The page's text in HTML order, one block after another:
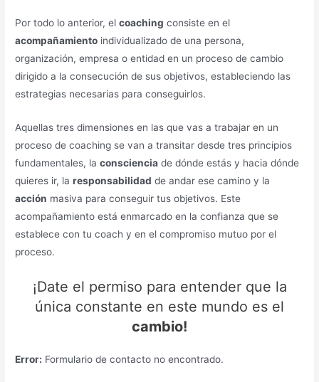
Por todo lo anterior, elcoaching consiste en el
acompañamiento individualizado de una persona,
organización, empresa o entidad en un proceso de cambio
dirigido a la consecución de sus objetivos, estableciendo las
estrategias necesarias para conseguirlos.
Aquellas tres dimensiones en las que vas a trabajar en un
proceso de coaching se van a transitar desde tres principios
fundamentales, laconsciencia de dónde estás y hacia dónde
quieres ir, laresponsabilidad de andar ese camino y la
acción masiva para conseguir tus objetivos. Este
acompañamiento está enmarcado en la confianza que se
establece con tu coach y en el compromiso mutuo por el
proceso.
¡Date el permiso para entender que la
única constante en este mundo es el
cambio!
Error: Formulario de contacto no encontrado.